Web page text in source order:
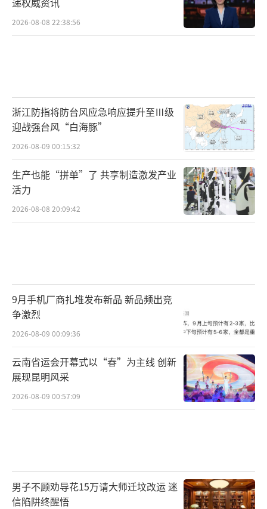
2026-08-08 22:38:56
浙江防指将防台风应急响应提升至Ⅲ级
迎战强台风“白海豚”
2026-08-09 00:15:32
生产也能“拼单”了 共享制造激发产业
活力
2026-08-08 20:09:42
9月手机厂商扎堆发布新品 新品频出竞
争激烈
2026-08-09 00:09:36
云南省运会开幕式以“春”为主线 创新
展现昆明风采
2026-08-09 00:57:09
男子不顾劝导花15万请大师迁坟改运 迷
信陷阱终醒悟